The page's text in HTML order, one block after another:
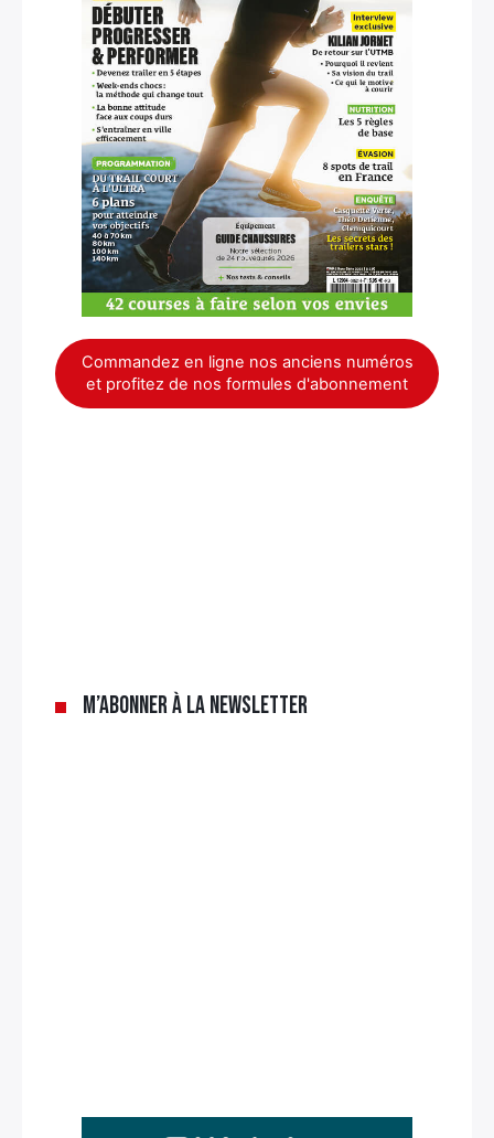
Commandez en ligne nos anciens numéros
et profitez de nos formules d'abonnement
M’abonner à la newsletter
×
Rechercher